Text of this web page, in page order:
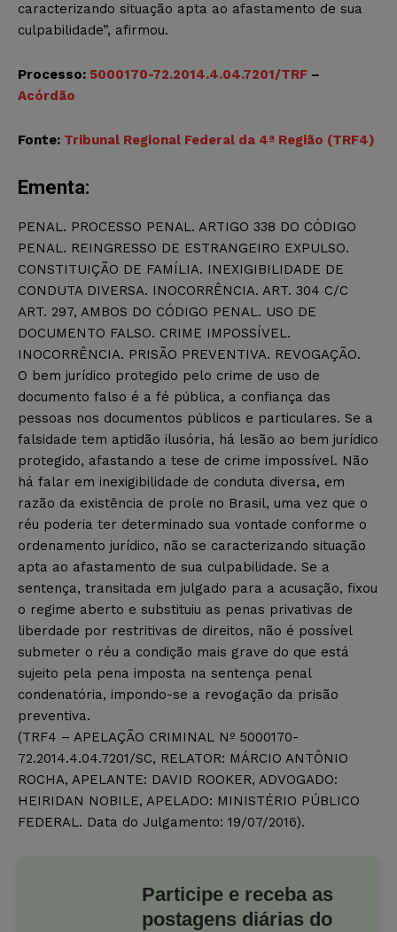
caracterizando situação apta ao afastamento de sua
culpabilidade”, afirmou.
Processo: 5000170-72.2014.4.04.7201/TRF –
Acórdão
Fonte: Tribunal Regional Federal da 4ª Região (TRF4)
Ementa:
PENAL. PROCESSO PENAL. ARTIGO 338 DO CÓDIGO
PENAL. REINGRESSO DE ESTRANGEIRO EXPULSO.
CONSTITUIÇÃO DE FAMÍLIA. INEXIGIBILIDADE DE
CONDUTA DIVERSA. INOCORRÊNCIA. ART. 304 C/C
ART. 297, AMBOS DO CÓDIGO PENAL. USO DE
DOCUMENTO FALSO. CRIME IMPOSSÍVEL.
INOCORRÊNCIA. PRISÃO PREVENTIVA. REVOGAÇÃO.
O bem jurídico protegido pelo crime de uso de
documento falso é a fé pública, a confiança das
pessoas nos documentos públicos e particulares. Se a
falsidade tem aptidão ilusória, há lesão ao bem jurídico
protegido, afastando a tese de crime impossível. Não
há falar em inexigibilidade de conduta diversa, em
razão da existência de prole no Brasil, uma vez que o
réu poderia ter determinado sua vontade conforme o
ordenamento jurídico, não se caracterizando situação
apta ao afastamento de sua culpabilidade. Se a
sentença, transitada em julgado para a acusação, fixou
o regime aberto e substituiu as penas privativas de
liberdade por restritivas de direitos, não é possível
submeter o réu a condição mais grave do que está
sujeito pela pena imposta na sentença penal
condenatória, impondo-se a revogação da prisão
preventiva.
(TRF4 – APELAÇÃO CRIMINAL Nº 5000170-
72.2014.4.04.7201/SC, RELATOR: MÁRCIO ANTÔNIO
ROCHA, APELANTE: DAVID ROOKER, ADVOGADO:
HEIRIDAN NOBILE, APELADO: MINISTÉRIO PÚBLICO
FEDERAL. Data do Julgamento: 19/07/2016).
Participe e receba as
postagens diárias do